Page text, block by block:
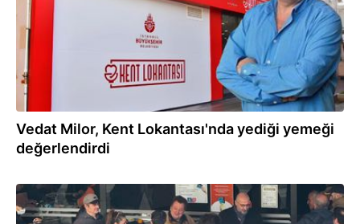
Vedat Milor, Kent Lokantası'nda yediği yemeği
değerlendirdi
17.12.2024